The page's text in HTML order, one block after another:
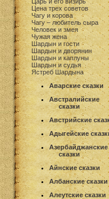
Цена трех советов
Чагу и корова
Чагу – любитель сыра
Человек и змея
Чужая жена
Шардын и гости
Шардын и дворянин
Шардын и каплуны
Шардын и судья
Ястреб Шардына
Аварские сказки
Австралийские
сказки
Австрийские
Адыгейские
Азербайджанские
сказки
Айнские сказки
Албанские сказки
Алеутские сказки